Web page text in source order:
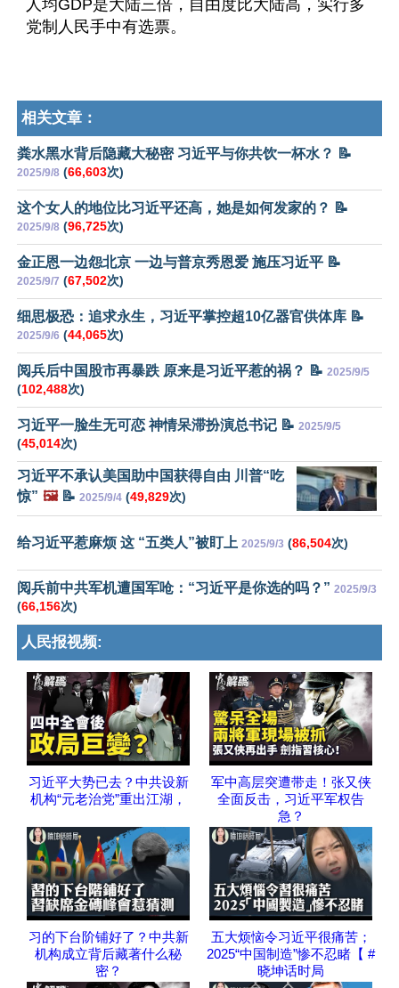
人均GDP是大陆三倍，自由度比大陆高，实行多
党制人民手中有选票。
相关文章：
粪水黑水背后隐藏大秘密 习近平与你共饮一杯水？ 📝
2025/9/8 (66,603次)
这个女人的地位比习近平还高，她是如何发家的？ 📝
2025/9/8 (96,725次)
金正恩一边怨北京 一边与普京秀恩爱 施压习近平 📝
2025/9/7 (67,502次)
细思极恐：追求永生，习近平掌控超10亿器官供体库 📝
2025/9/6 (44,065次)
阅兵后中国股市再暴跌 原来是习近平惹的祸？ 📝 2025/9/5
(102,488次)
习近平一脸生无可恋 神情呆滞扮演总书记 📝 2025/9/5
(45,014次)
习近平不承认美国助中国获得自由 川普“吃
惊” 🖼️📝 2025/9/4 (49,829次)
给习近平惹麻烦 这 “五类人”被盯上 2025/9/3 (86,504次)
阅兵前中共军机遭国军呛：“习近平是你选的吗？” 2025/9/3
(66,156次)
人民报视频:
习近平大势已去？中共设新
机构“元老治党”重出江湖，
军中高层突遭带走！张又侠
全面反击，习近平军权告
急？
习的下台阶铺好了？中共新
机构成立背后藏著什么秘
密？
五大烦恼令习近平很痛苦；
2025“中国制造”惨不忍睹【 #
晓坤话时局